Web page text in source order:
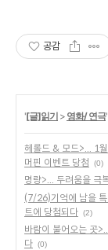
공감
'[글]읽기 > 영화/ 연극
헤롤드 & 모드>... 1
머핀 이벤트 당첨
(0)
명량>... 두려움을 극
(7/26)기억에 남을
트에 당첨되다 (2)
바람이 불어오는 곳
다 (0)